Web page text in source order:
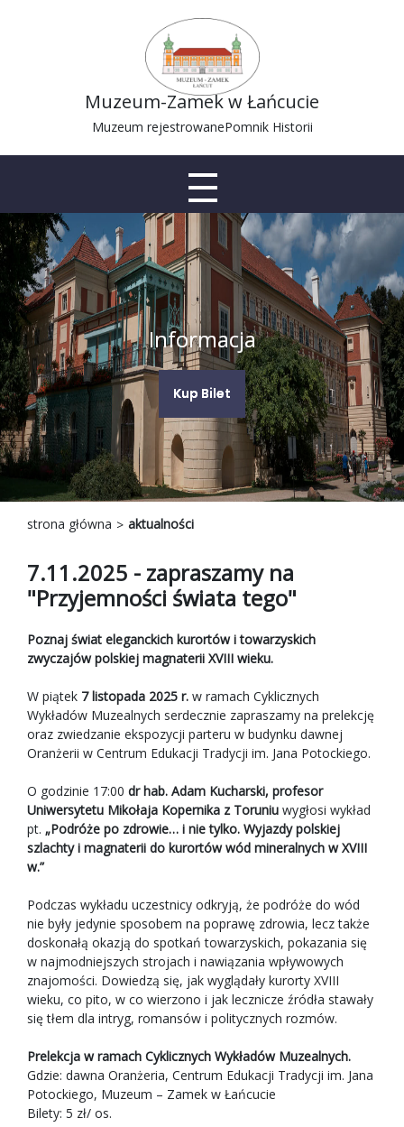
Muzeum-Zamek w Łańcucie
Muzeum rejestrowanePomnik Historii
Informacja
Kup Bilet
strona główna aktualności
7.11.2025 - zapraszamy na
"Przyjemności świata tego"
Poznaj świat eleganckich kurortów i towarzyskich
zwyczajów polskiej magnaterii XVIII wieku.
W piątek 7 listopada 2025 r. w ramach Cyklicznych
Wykładów Muzealnych serdecznie zapraszamy na prelekcję
oraz zwiedzanie ekspozycji parteru w budynku dawnej
Oranżerii w Centrum Edukacji Tradycji im. Jana Potockiego.
O godzinie 17:00 dr hab. Adam Kucharski, profesor
Uniwersytetu Mikołaja Kopernika z Toruniu wygłosi wykład
pt. „Podróże po zdrowie… i nie tylko. Wyjazdy polskiej
szlachty i magnaterii do kurortów wód mineralnych w XVIII
w.”
Podczas wykładu uczestnicy odkryją, że podróże do wód
nie były jedynie sposobem na poprawę zdrowia, lecz także
doskonałą okazją do spotkań towarzyskich, pokazania się
w najmodniejszych strojach i nawiązania wpływowych
znajomości. Dowiedzą się, jak wyglądały kurorty XVIII
wieku, co pito, w co wierzono i jak lecznicze źródła stawały
się tłem dla intryg, romansów i politycznych rozmów.
Prelekcja w ramach Cyklicznych Wykładów Muzealnych.
Gdzie: dawna Oranżeria, Centrum Edukacji Tradycji im. Jana
Potockiego, Muzeum – Zamek w Łańcucie
Bilety: 5 zł/ os.